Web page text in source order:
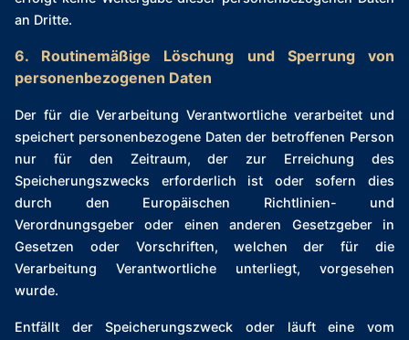
an Dritte.
6. Routinemäßige Löschung und Sperrung von
personenbezogenen Daten
Der für die Verarbeitung Verantwortliche verarbeitet und
speichert personenbezogene Daten der betroffenen Person
nur für den Zeitraum, der zur Erreichung des
Speicherungszwecks erforderlich ist oder sofern dies
durch den Europäischen Richtlinien- und
Verordnungsgeber oder einen anderen Gesetzgeber in
Gesetzen oder Vorschriften, welchen der für die
Verarbeitung Verantwortliche unterliegt, vorgesehen
wurde.
Entfällt der Speicherungszweck oder läuft eine vom